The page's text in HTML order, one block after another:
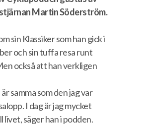
Martin Söderström.
sin Klassiker som han gick i
och sin tuffa resa runt
också att han verkligen
samma som den jag var
I dag är jag mycket
livet, säger han i podden.